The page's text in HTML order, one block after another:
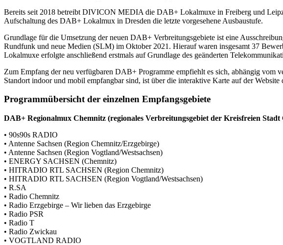
Bereits seit 2018 betreibt DIVICON MEDIA die DAB+ Lokalmuxe in Freiberg und
Aufschaltung des DAB+ Lokalmux in Dresden die letzte vorgesehene Ausbaustufe.
Grundlage für die Umsetzung der neuen DAB+ Verbreitungsgebiete ist eine
Rundfunk und neue Medien (SLM) im Oktober 2021. Hierauf waren insgesamt 37
Lokalmuxe erfolgte anschließend erstmals auf Grundlage des geänderten
Zum Empfang der neu verfügbaren DAB+ Programme empfiehlt es sich, abhängig vom
Standort indoor und mobil empfangbar sind, ist über die interaktive Karte auf der
Programmübersicht der einzelnen Empfangsgebiete
DAB+ Regionalmux Chemnitz (regionales Verbreitungsgebiet der Kreisfreien
• 90s90s RADIO
• Antenne Sachsen (Region Chemnitz/Erzgebirge)
• Antenne Sachsen (Region Vogtland/Westsachsen)
• ENERGY SACHSEN (Chemnitz)
• HITRADIO RTL SACHSEN (Region Chemnitz)
• HITRADIO RTL SACHSEN (Region Vogtland/Westsachsen)
• R.SA
• Radio Chemnitz
• Radio Erzgebirge – Wir lieben das Erzgebirge
• Radio PSR
• Radio T
• Radio Zwickau
• VOGTLAND RADIO